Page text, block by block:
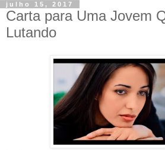
julho 15, 2017
Carta para Uma Jovem
Lutando